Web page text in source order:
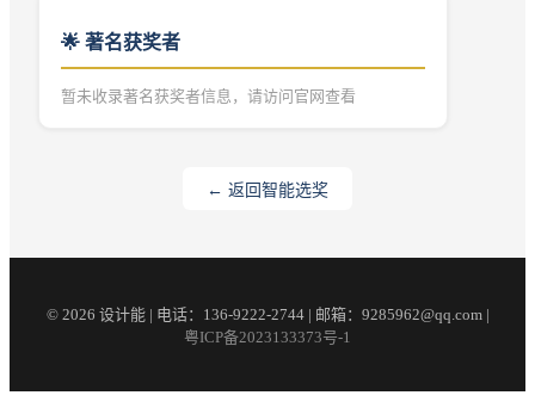
🌟 著名获奖者
暂未收录著名获奖者信息，请访问官网查看
← 返回智能选奖
© 2026 设计能 | 电话：136-9222-2744 | 邮箱：9285962@qq.com |
粤ICP备2023133373号-1